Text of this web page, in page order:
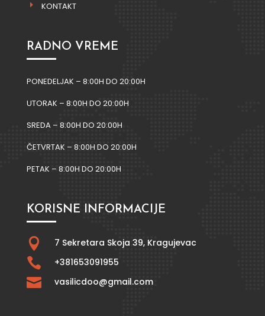
KONTAKT
RADNO VREME
PONEDELJAK – 8:00H DO 20:00H
UTORAK – 8:00H DO 20:00H
SREDA – 8:00H DO 20:00H
ČETVRTAK – 8:00H DO 20:00H
PETAK – 8:00H DO 20:00H
KORISNE INFORMACIJE
 7 Sekretara Skoja 39, Kragujevac
 +381653091955
 vasilicdoo@gmail.com